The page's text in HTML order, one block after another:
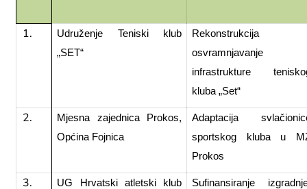
Udruženje Teniski klub
„SET“
Rekonstrukcija
osvramnjavanje
infrastrukture
kluba „Set“
Mjesna zajednica Prokos,
Općina Fojnica
Adaptacija
sportskog kluba u
Prokos
UG Hrvatski atletski klub
Sufinansiranje